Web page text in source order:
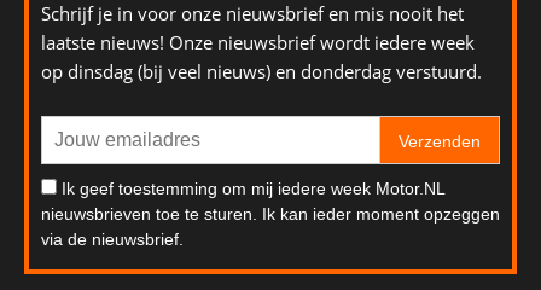
Schrijf je in voor onze nieuwsbrief en mis nooit het
laatste nieuws! Onze nieuwsbrief wordt iedere week
op dinsdag (bij veel nieuws) en donderdag verstuurd.
Verzenden
Ik geef toestemming om mij iedere week Motor.NL
nieuwsbrieven toe te sturen. Ik kan ieder moment opzeggen
via de nieuwsbrief.